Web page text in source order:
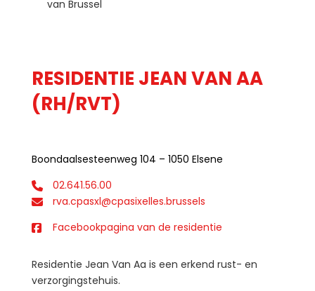
van Brussel
RESIDENTIE JEAN VAN AA
(RH/RVT)
Boondaalsesteenweg 104 – 1050 Elsene
02.641.56.00
rva.cpasxl@cpasixelles.brussels
Facebookpagina van de residentie
Residentie Jean Van Aa is een erkend rust- en
verzorgingstehuis.